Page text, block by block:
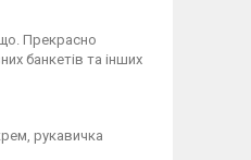
Прекрасно
банкетів та інших
рукавичка